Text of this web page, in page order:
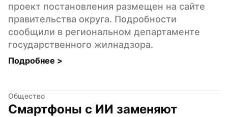
проект постановления размещен на сайте
правительства округа. Подробности
сообщили в региональном департаменте
государственного жилнадзора.
Подробнее >
Общество
Смартфоны с ИИ заменяют